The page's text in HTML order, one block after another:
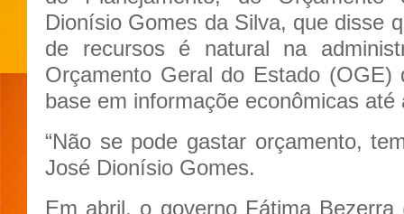
Dionísio Gomes da Silva, que disse
de recursos é natural na
Orçamento Geral do Estado
base em informaçõe econômicas até
“Não se pode gastar orçamento,
José Dionísio Gomes.
Em abril, o governo Fátima